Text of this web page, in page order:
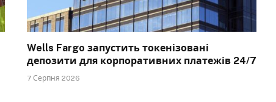
Wells Fargo запустить токенізовані
депозити для корпоративних платежів 24/7
7 Серпня 2026